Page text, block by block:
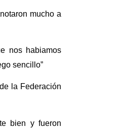
mucho a
nos habiamos
sencillo”
la Federación
bien y fueron